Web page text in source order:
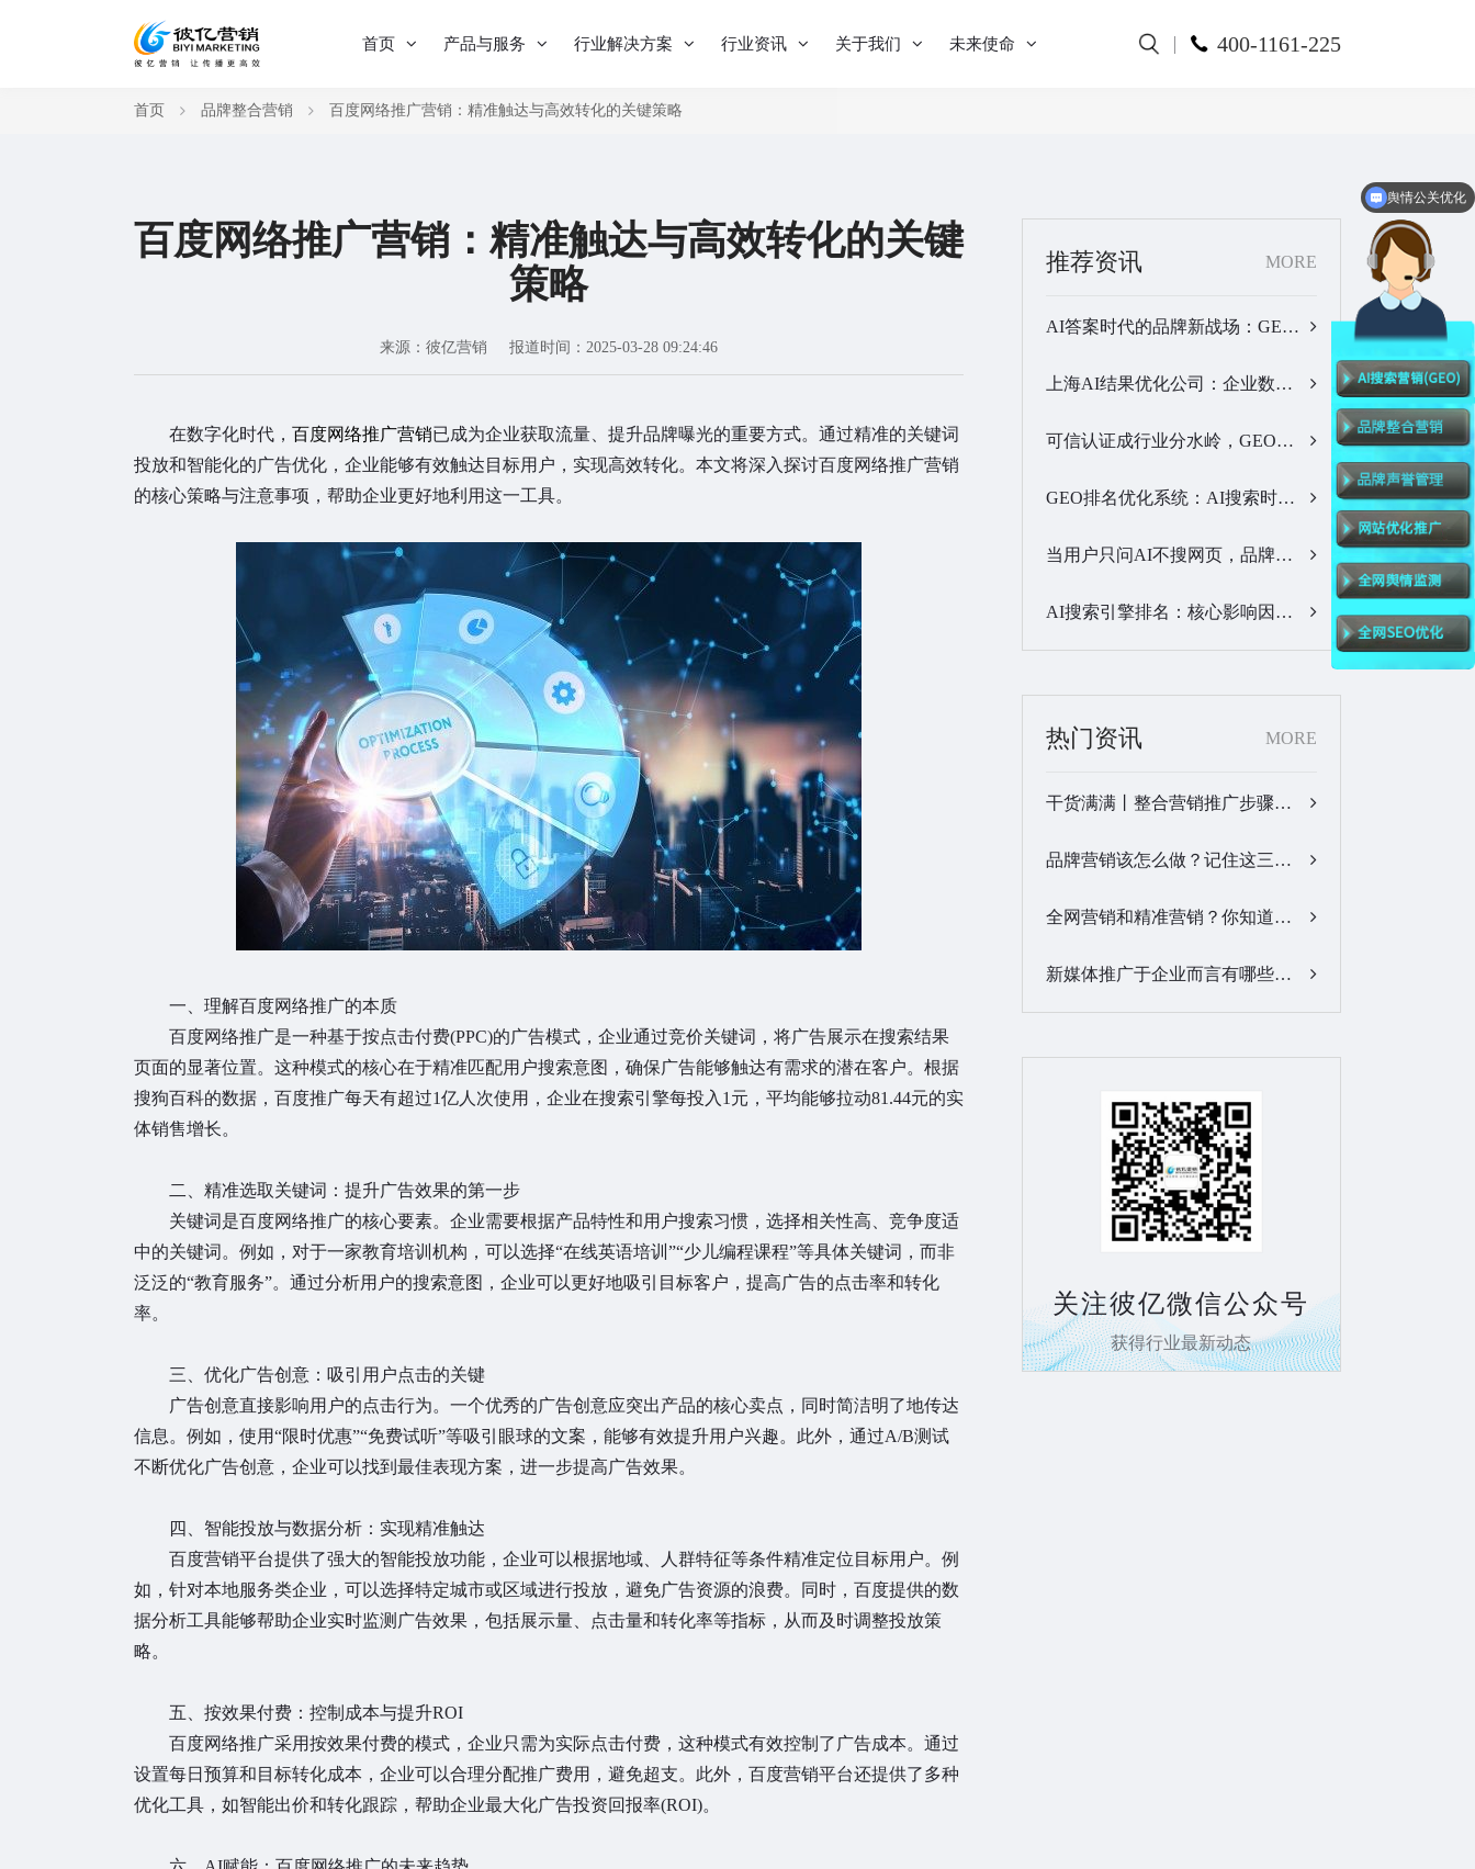
首页 产品与服务 行业解决方案 行业资讯 关于我们 未来使命 400-1161-225
首页 品牌整合营销 百度网络推广营销：精准触达与高效转化的关键策略
百度网络推广营销：精准触达与高效转化的关键
策略
来源：彼亿营销 报道时间：2025-03-28 09:24:46
在数字化时代， 百度网络推广营销已成为企业获取流量、提升品牌曝光的重要方式。通过精准的关键词
投放和智能化的广告优化，企业能够有效触达目标用户，实现高效转化。本文将深入探讨百度网络推广营销
的核心策略与注意事项，帮助企业更好地利用这一工具。
一、理解百度网络推广的本质
百度网络推广是一种基于按点击付费(PPC)的广告模式，企业通过竞价关键词，将广告展示在搜索结果
页面的显著位置。这种模式的核心在于精准匹配用户搜索意图，确保广告能够触达有需求的潜在客户。根据
搜狗百科的数据，百度推广每天有超过1亿人次使用，企业在搜索引擎每投入1元，平均能够拉动81.44元的实
体销售增长。
二、精准选取关键词：提升广告效果的第一步
关键词是百度网络推广的核心要素。企业需要根据产品特性和用户搜索习惯，选择相关性高、竞争度适
中的关键词。例如，对于一家教育培训机构，可以选择“在线英语培训”“少儿编程课程”等具体关键词，而非
泛泛的“教育服务”。通过分析用户的搜索意图，企业可以更好地吸引目标客户，提高广告的点击率和转化
率。
三、优化广告创意：吸引用户点击的关键
广告创意直接影响用户的点击行为。一个优秀的广告创意应突出产品的核心卖点，同时简洁明了地传达
信息。例如，使用“限时优惠”“免费试听”等吸引眼球的文案，能够有效提升用户兴趣。此外，通过A/B测试
不断优化广告创意，企业可以找到最佳表现方案，进一步提高广告效果。
四、智能投放与数据分析：实现精准触达
百度营销平台提供了强大的智能投放功能，企业可以根据地域、人群特征等条件精准定位目标用户。例
如，针对本地服务类企业，可以选择特定城市或区域进行投放，避免广告资源的浪费。同时，百度提供的数
据分析工具能够帮助企业实时监测广告效果，包括展示量、点击量和转化率等指标，从而及时调整投放策
略。
五、按效果付费：控制成本与提升ROI
百度网络推广采用按效果付费的模式，企业只需为实际点击付费，这种模式有效控制了广告成本。通过
设置每日预算和目标转化成本，企业可以合理分配推广费用，避免超支。此外，百度营销平台还提供了多种
优化工具，如智能出价和转化跟踪，帮助企业最大化广告投资回报率(ROI)。
推荐资讯 MORE
AI答案时代的品牌新战场：GEO公司选型逻辑与实战观察…
上海AI结果优化公司：企业数字化品牌曝光落地全解析…
可信认证成行业分水岭，GEO优化服务商推荐名单有了新答案…
GEO排名优化系统：AI搜索时代品牌曝光优化核心工具…
当用户只问AI不搜网页，品牌的全域GEO优化该交给谁？…
AI搜索引擎排名：核心影响因素与合规优化方法…
热门资讯 MORE
干货满满丨整合营销推广步骤梳理…
品牌营销该怎么做？记住这三步，让营销更有价值！…
全网营销和精准营销？你知道怎么做吗？…
新媒体推广于企业而言有哪些优势？…
关注彼亿微信公众号
获得行业最新动态
全网舆情监测